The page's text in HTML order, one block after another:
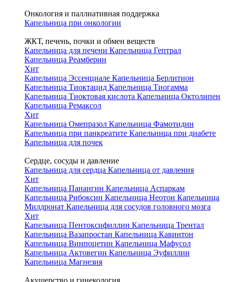
Онкология и паллиативная поддержка
Капельница при онкологии
ЖКТ, печень, почки и обмен веществ
Капельница для печени Капельница Гептрал
Капельница Реамберин
Хит
Капельница Эссенциале Капельница Берлитион
Капельница Тиоктацид Капельница Тиогамма
Капельница Тиоктовая кислота Капельница Октолипен
Капельница Ремаксол
Хит
Капельница Омепразол Капельница Фамотидин
Капельница при панкреатите Капельница при диабете
Капельница для почек
Сердце, сосуды и давление
Капельница для сердца Капельница от давления
Хит
Капельница Панангин Капельница Аспаркам
Капельница Рибоксин Капельница Неотон Капельница
Милдронат Капельница для сосудов головного мозга
Хит
Капельница Пентоксифиллин Капельница Трентал
Капельница Вазапростан Капельница Кавинтон
Капельница Винпоцетин Капельница Мафусол
Капельница Актовегин Капельница Эуфиллин
Капельница Магнезия
Акушерство и гинекология